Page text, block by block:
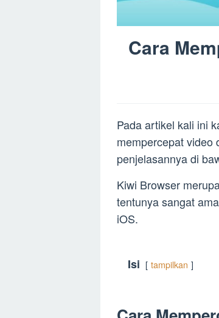
Cara
Pada artikel kali ini
mempercepat video
penjelasannya di
Kiwi Browser
tentunya sangat
iOS.
Isi tampilkan